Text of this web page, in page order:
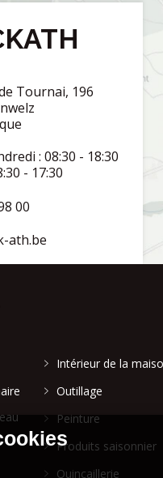
Tournai, 196
: 08:30 - 18:30
- 17:30
00
ath.be
Intérieur de la
Outillage
Peinture
Produits saisonnier
Quincaillerie